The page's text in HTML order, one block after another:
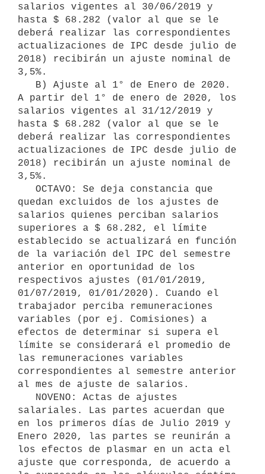
salarios vigentes al 30/06/2019 y
hasta $ 68.282 (valor al que se le
deberá realizar las correspondientes
actualizaciones de IPC desde julio de
2018) recibirán un ajuste nominal de
3,5%.
A partir del 1° de enero de 2020, los
salarios vigentes al 31/12/2019 y
hasta $ 68.282 (valor al que se le
deberá realizar las correspondientes
actualizaciones de IPC desde julio de
2018) recibirán un ajuste nominal de
3,5%.
quedan excluidos de los ajustes de
salarios quienes perciban salarios
superiores a $ 68.282, el límite
establecido se actualizará en función
de la variación del IPC del semestre
anterior en oportunidad de los
respectivos ajustes (01/01/2019,
01/07/2019, 01/01/2020). Cuando el
trabajador perciba remuneraciones
variables (por ej. Comisiones) a
efectos de determinar si supera el
límite se considerará el promedio de
las remuneraciones variables
correspondientes al semestre anterior
al mes de ajuste de salarios.
salariales. Las partes acuerdan que
en los primeros días de Julio 2019 y
Enero 2020, las partes se reunirán a
los efectos de plasmar en un acta el
ajuste que corresponda, de acuerdo a